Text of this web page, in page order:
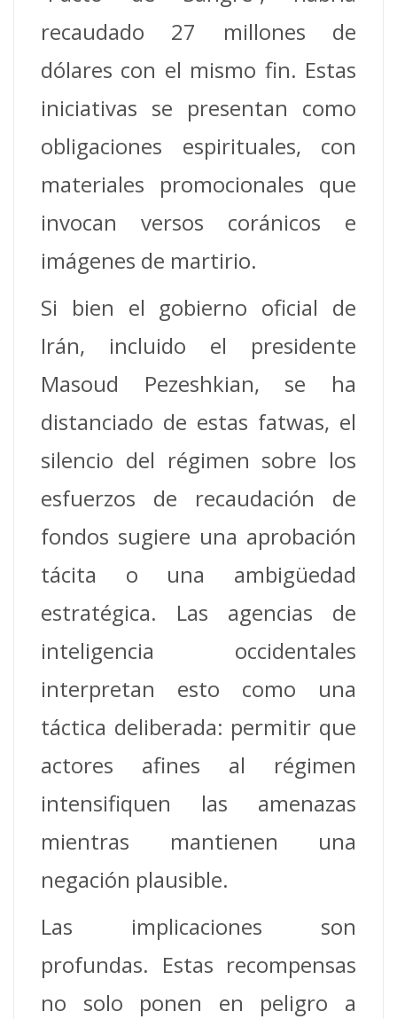
recaudado 27 millones de
dólares con el mismo fin. Estas
iniciativas se presentan como
obligaciones espirituales, con
materiales promocionales que
invocan versos coránicos e
imágenes de martirio.
Si bien el gobierno oficial de
Irán, incluido el presidente
Masoud Pezeshkian, se ha
distanciado de estas fatwas, el
silencio del régimen sobre los
esfuerzos de recaudación de
fondos sugiere una aprobación
tácita o una ambigüedad
estratégica. Las agencias de
inteligencia occidentales
interpretan esto como una
táctica deliberada: permitir que
actores afines al régimen
intensifiquen las amenazas
mientras mantienen una
negación plausible.
Las implicaciones son
profundas. Estas recompensas
no solo ponen en peligro a